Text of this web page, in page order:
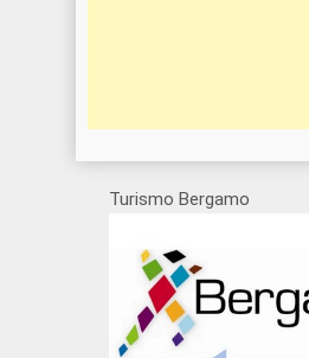
Turismo Bergamo